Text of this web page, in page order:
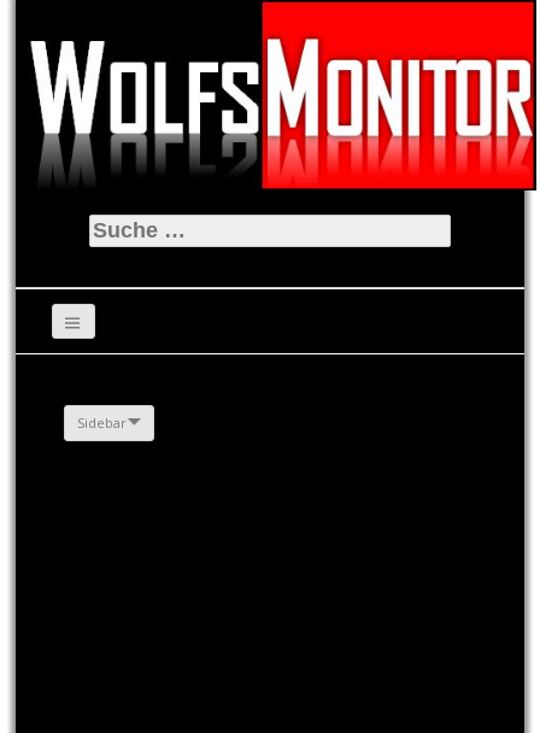
Suche
nach:
Sidebar